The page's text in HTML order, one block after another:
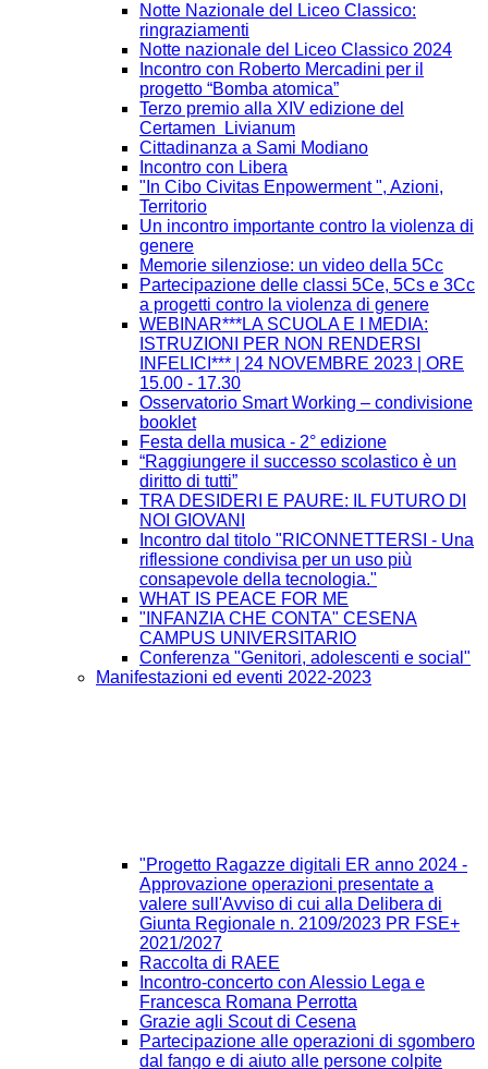
Notte Nazionale del Liceo Classico:
ringraziamenti
Notte nazionale del Liceo Classico 2024
Incontro con Roberto Mercadini per il
progetto “Bomba atomica”
Terzo premio alla XIV edizione del
Certamen Livianum
Cittadinanza a Sami Modiano
Incontro con Libera
"In Cibo Civitas Enpowerment ", Azioni,
Territorio
Un incontro importante contro la violenza di
genere
Memorie silenziose: un video della 5Cc
Partecipazione delle classi 5Ce, 5Cs e 3Cc
a progetti contro la violenza di genere
WEBINAR***LA SCUOLA E I MEDIA:
ISTRUZIONI PER NON RENDERSI
INFELICI*** | 24 NOVEMBRE 2023 | ORE
15.00 - 17.30
Osservatorio Smart Working – condivisione
booklet
Festa della musica - 2° edizione
“Raggiungere il successo scolastico è un
diritto di tutti”
TRA DESIDERI E PAURE: IL FUTURO DI
NOI GIOVANI
Incontro dal titolo "RICONNETTERSI - Una
riflessione condivisa per un uso più
consapevole della tecnologia."
WHAT IS PEACE FOR ME
"INFANZIA CHE CONTA" CESENA
CAMPUS UNIVERSITARIO
Conferenza "Genitori, adolescenti e social"
Manifestazioni ed eventi 2022-2023
"Progetto Ragazze digitali ER anno 2024 -
Approvazione operazioni presentate a
valere sull'Avviso di cui alla Delibera di
Giunta Regionale n. 2109/2023 PR FSE+
2021/2027
Raccolta di RAEE
Incontro-concerto con Alessio Lega e
Francesca Romana Perrotta
Grazie agli Scout di Cesena
Partecipazione alle operazioni di sgombero
dal fango e di aiuto alle persone colpite